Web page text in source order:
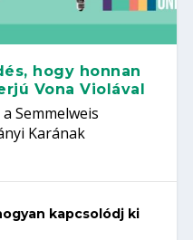
hogy honnan
Vona Violával
Semmelweis
Karának
kapcsolódj ki